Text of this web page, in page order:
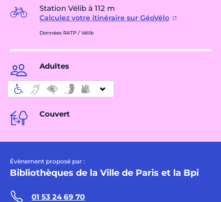
Station Vélib à 112 m
Calculez votre itinéraire sur GéoVélo
Données RATP / Vélib
Adultes
Couvert
Évènement proposé par :
Bibliothèques de la Ville de Paris et la Bpi
01 53 24 69 70